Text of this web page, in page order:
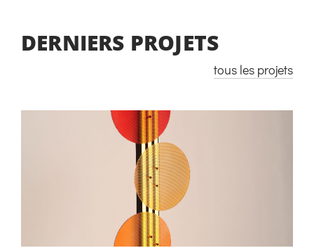
DERNIERS PROJETS
tous les projets